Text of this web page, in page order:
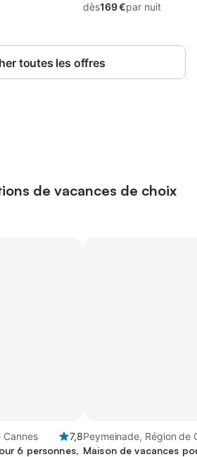
animaux acceptés
dès169 €par nuit
toutes les offres
de vacances de choix
Cannes
7,8
6 personnes,
Peymeinade, Région de
Maison de vacances